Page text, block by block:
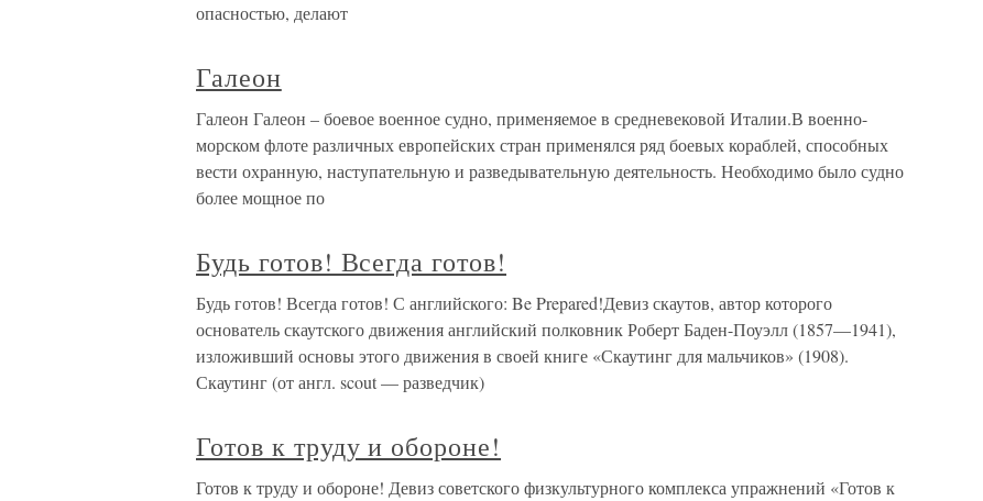
опасностью, делают
Галеон
Галеон Галеон – боевое военное судно, применяемое в средневековой Италии.В военно-
морском флоте различных европейских стран применялся ряд боевых кораблей, способных
вести охранную, наступательную и разведывательную деятельность. Необходимо было судно
более мощное по
Будь готов! Всегда готов!
Будь готов! Всегда готов! С английского: Be Prepared!Девиз скаутов, автор которого
основатель скаутского движения английский полковник Роберт Баден-Поуэлл (1857—1941),
изложивший основы этого движения в своей книге «Скаутинг для мальчиков» (1908).
Скаутинг (от англ. scout — разведчик)
Готов к труду и обороне!
Готов к труду и обороне! Девиз советского физкультурного комплекса упражнений «Готов к